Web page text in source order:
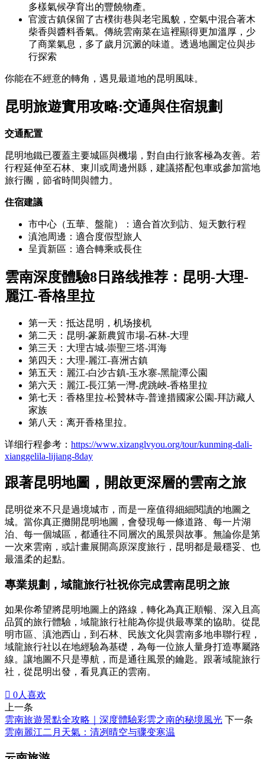
多樣氣候孕育出的豐饒物產。
官渡古鎮保留了古樸街巷與老宅風貌，空氣中混合著木
柴香與醬料香氣。傳統雲南菜在這裡顯得更加溫厚，少
了商業氣息，多了歲月沉澱的味道。透過地圖定位與步
行探索
你能在不經意的轉角，遇見最道地的昆明風味。
昆明旅遊實用攻略:交通與住宿規劃
交通配置
昆明地鐵已覆蓋主要城區與機場，對自由行旅客極為友善。若
行程延伸至石林、東川或周邊州縣，建議搭配包車或參加當地
旅行團，節省時間與體力。
住宿建議
市中心（五華、盤龍）：適合首次到訪、短天數行程
滇池周邊：適合度假型旅人
呈貢新區：適合轉乘或長住
雲南深度體驗8日 路线推荐： 昆明-大理-
麗江-香格里拉
第一天：抵达昆明，机场接机
第二天：昆明-篆新農貿市場-石林-大理
第三天：大理古城-崇聖三塔-洱海
第四天：大理-麗江-喜洲古鎮
第五天：麗江-白沙古鎮-玉水寨-黑龍潭公園
第六天：麗江-長江第一灣-虎跳峽-香格里拉
第七天：香格里拉-松贊林寺-普達措國家公園-拜訪藏人
家族
第八天：离开香格里拉。
详细行程参考： https://www.xizanglvyou.org/tour/kunming-dali-
xianggelila-lijiang-8day
跟著昆明地圖，開啟更深層的雲南之旅
昆明從來不只是過境城市，而是一座值得細細閱讀的地圖之
城。當你真正攤開昆明地圖，會發現每一條道路、每一片湖
泊、每一個城區，都通往不同層次的風景與故事。無論你是第
一次來雲南，或計畫展開高原深度旅行，昆明都是最穩妥、也
最溫柔的起點。
專業規劃，域龍旅行社祝你完成雲南昆明之旅
如果你希望將昆明地圖上的路線，轉化為真正順暢、深入且高
品質的旅行體驗，域龍旅行社能為你提供最專業的協助。從昆
明市區、滇池西山，到石林、民族文化與雲南多地串聯行程，
域龍旅行社以在地經驗為基礎，為每一位旅人量身打造專屬路
線。讓地圖不只是導航，而是通往風景的鑰匙。跟著域龍旅行
社，從昆明出發，看見真正的雲南。
 0人喜欢
上一条
雲南旅遊景點全攻略｜深度體驗彩雲之南的秘境風光 下一条
雲南麗江二月天氣：清冽晴空与骤变寒温